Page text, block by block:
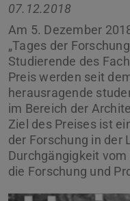
07.12.2018
Am 5. Dezember
„Tages der
Studierende des
Preis werden seit
herausragende
im Bereich der
Ziel des Preises ist
der Forschung in der
Durchgängigkeit
die Forschung und